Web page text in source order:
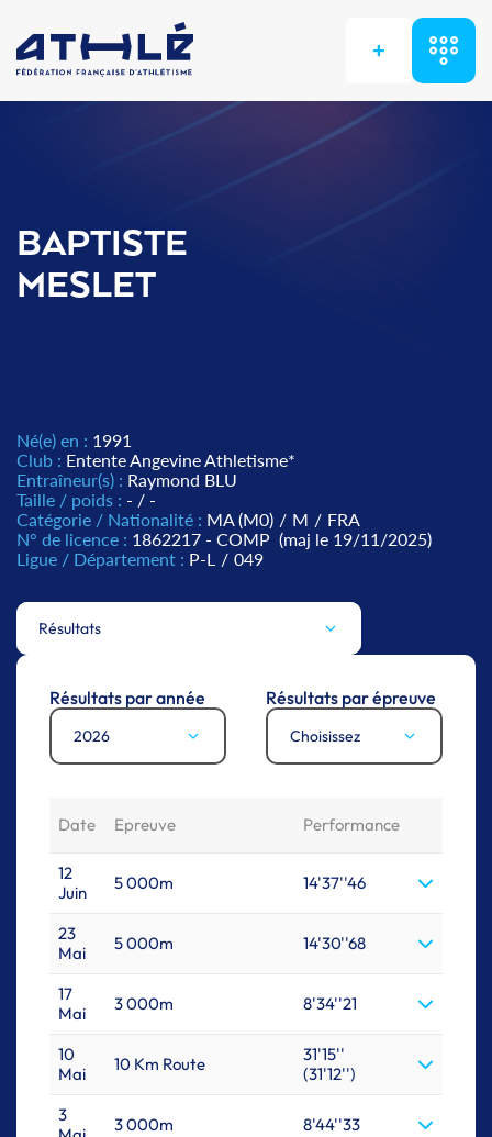
+
BAPTISTE
MESLET
Né(e) en : 1991
Club : Entente Angevine Athletisme*
Entraîneur(s) : Raymond BLU
Taille / poids : - / -
Catégorie / Nationalité : MA (M0) / M / FRA
N° de licence : 1862217 - COMP (maj le 19/11/2025)
Ligue / Département : P-L / 049
Résultats
Résultats par année
2026
Résultats par épreuve
Choisissez
Date Epreuve Performance
12
Juin
5 000m 14'37''46
23
Mai
5 000m 14'30''68
17
Mai
3 000m 8'34''21
10
Mai
10 Km Route
31'15''
(31'12'')
3
3 000m 8'44''33